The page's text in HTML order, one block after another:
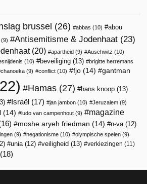
brussel (26) abbas (10)
abou
(9) Antisemitisme & Jodenhaat (23)
(20) apartheid (9) Auschwitz (10)
(10) beveiliging (13)
brigitte herremans
chanoeka (9) conflict (10) fjo (14) gantman
Hamas (27) hans knoop (13)
Israël (17) jan jambon (10) Jeruzalem (9)
(14) ludo van campenhout (9)
magazine
moshe aryeh friedman (14) n-va (12)
(9) negationisme (10) olympische spelen (9)
unia (12) veiligheid (13) verkiezingen (11)
(18)